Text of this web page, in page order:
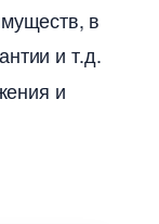
и т.д.
и